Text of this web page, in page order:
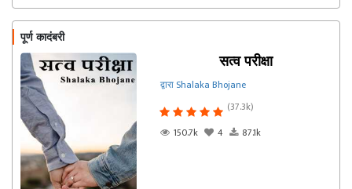
पूर्ण कादंबरी
सत्व परीक्षा
द्वारा Shalaka Bhojane
(37.3k)
150.7k
4 87.1k